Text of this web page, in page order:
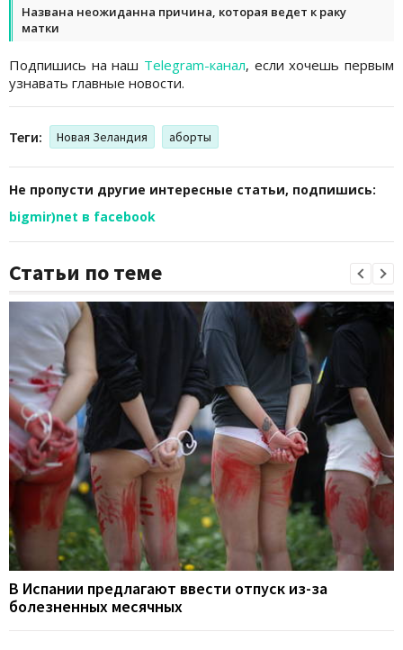
Названа неожиданна причина, которая ведет к раку
матки
Подпишись на наш Telegram-канал, если хочешь первым
узнавать главные новости.
Теги: Новая Зеландия аборты
Не пропусти другие интересные статьи, подпишись:
bigmir)net в facebook
Статьи по теме
В Испании предлагают ввести отпуск из-за
болезненных месячных